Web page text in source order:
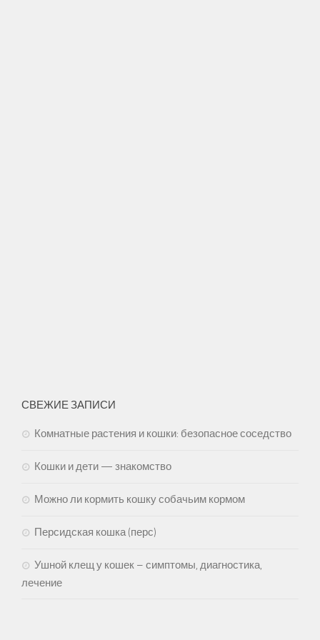
СВЕЖИЕ ЗАПИСИ
Комнатные растения и кошки: безопасное соседство
Кошки и дети — знакомство
Можно ли кормить кошку собачьим кормом
Персидская кошка (перс)
Ушной клещ у кошек – симптомы, диагностика,
лечение